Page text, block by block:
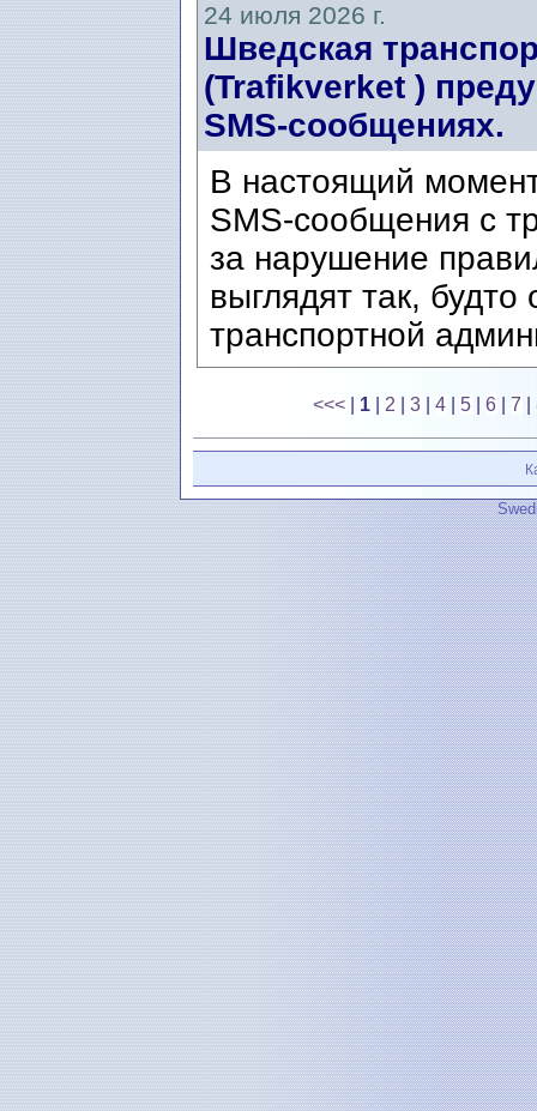
24 июля 2026 г.
Шведская
(Trafikverket )
SMS-сообщениях.
В настоящий
SMS-сообщения с
за нарушение
выглядят так,
транспортной
<<< 1 2 |3 |4 5 |6 |7 |